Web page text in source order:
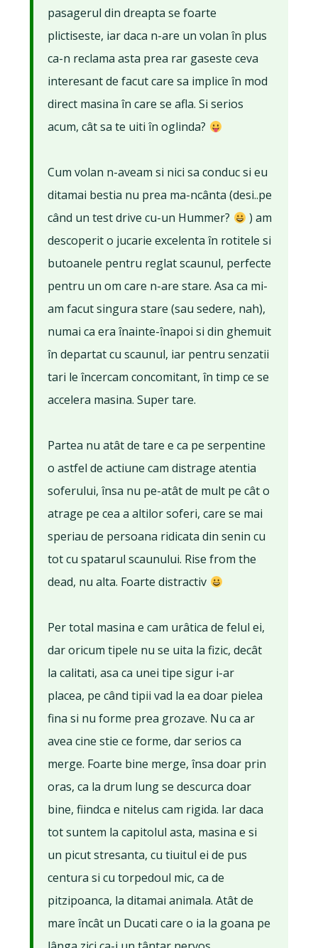
pasagerul din dreapta se foarte
plictiseste, iar daca n-are un volan în plus
ca-n reclama asta prea rar gaseste ceva
interesant de facut care sa implice în mod
direct masina în care se afla. Si serios
acum, cât sa te uiti în oglinda?
Cum volan n-aveam si nici sa conduc si eu
ditamai bestia nu prea ma-ncânta (desi..pe
când un test drive cu-un Hummer?
) am
descoperit o jucarie excelenta în rotitele si
butoanele pentru reglat scaunul, perfecte
pentru un om care n-are stare. Asa ca mi-
am facut singura stare (sau sedere, nah),
numai ca era înainte-înapoi si din ghemuit
în departat cu scaunul, iar pentru senzatii
tari le încercam concomitant, în timp ce se
accelera masina. Super tare.
Partea nu atât de tare e ca pe serpentine
o astfel de actiune cam distrage atentia
soferului, însa nu pe-atât de mult pe cât o
atrage pe cea a altilor soferi, care se mai
speriau de persoana ridicata din senin cu
tot cu spatarul scaunului. Rise from the
dead, nu alta. Foarte distractiv
Per total masina e cam urâtica de felul ei,
dar oricum tipele nu se uita la fizic, decât
la calitati, asa ca unei tipe sigur i-ar
placea, pe când tipii vad la ea doar pielea
fina si nu forme prea grozave. Nu ca ar
avea cine stie ce forme, dar serios ca
merge. Foarte bine merge, însa doar prin
oras, ca la drum lung se descurca doar
bine, fiindca e nitelus cam rigida. Iar daca
tot suntem la capitolul asta, masina e si
un picut stresanta, cu tiuitul ei de pus
centura si cu torpedoul mic, ca de
pitzipoanca, la ditamai animala. Atât de
mare încât un Ducati care o ia la goana pe